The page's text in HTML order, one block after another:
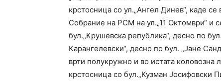
крстосница со ул.„Ангел Динев“, каде
Собрание на РСМ на ул.„11 Октомври“ и
бул.„Крушевска република“, десно по
Карангелевски“, десно по бул. „Јане
врти полукружно и во истата коловозна
крстосница со бул.„Кузман Јосифовски